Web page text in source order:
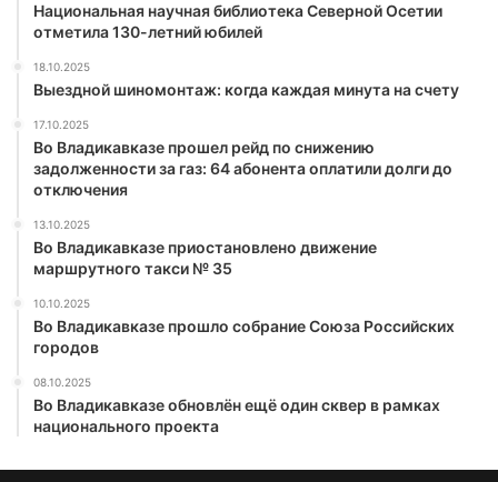
Национальная научная библиотека Северной Осетии
отметила 130-летний юбилей
18.10.2025
Выездной шиномонтаж: когда каждая минута на счету
17.10.2025
Во Владикавказе прошел рейд по снижению
задолженности за газ: 64 абонента оплатили долги до
отключения
13.10.2025
Во Владикавказе приостановлено движение
маршрутного такси № 35
10.10.2025
Во Владикавказе прошло собрание Союза Российских
городов
08.10.2025
Во Владикавказе обновлён ещё один сквер в рамках
национального проекта